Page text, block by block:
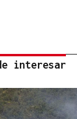
interesar